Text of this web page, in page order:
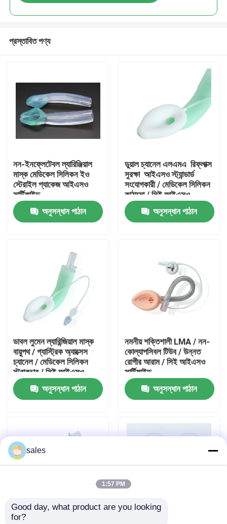
VR প্রদর্শন
কারখানা ভ্রমণ
মান নিয়ন্ত্রণ
উদ্ধৃতির জন্য আবেদন
ল্যারিঞ্জিয়াল মাস্ক এয়ারওয়ে
প্রস্তাবিত পণ্য
নন-ইনফ্লেটেবল ল্যারিঞ্জিয়াল
মাস্ক মেডিকেল সিলিকন ইও
স্টেরাইল প্যাকেজ আইএসও
সার্টিফাইড
অনুসন্ধান পাঠান
ডুয়াল চ্যানেল এলএমএ ️ রিফ্লাক্স
সুরক্ষা ️ আইএসও স্ট্যান্ডার্ড
সংযোগকারী / মেডিকেল সিলিকন
কাঠামো / সিই আইএসও
অনুসন্ধান পাঠান
ডাবল লুমেন ল্যারিন্জিয়াল মাস্ক
বায়ুপথ / গ্যাস্ট্রিক অ্যাক্সেস
চ্যানেল / মেডিকেল সিলিকন
স্ট্রাকচার / সিই আইএসও
অনুসন্ধান পাঠান
নমনীয় শক্তিশালী LMA / নন-
কোল্যাপসিবল টিউব / উন্নত
রোগীর আরাম / সিই আইএসও
সার্টিফাইড
অনুসন্ধান পাঠান
শক্তিশালী স্বরযন্ত্র মাস্ক
sales
1:57 PM
Good day, what product are you looking
for?